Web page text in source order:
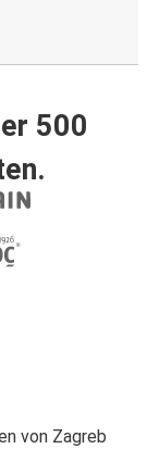
500
von Zagreb